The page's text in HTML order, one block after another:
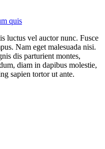
luctus vel auctor nunc. Fusce
Nam eget malesuada nisi.
dis parturient montes,
diam in dapibus molestie,
sapien tortor ut ante.